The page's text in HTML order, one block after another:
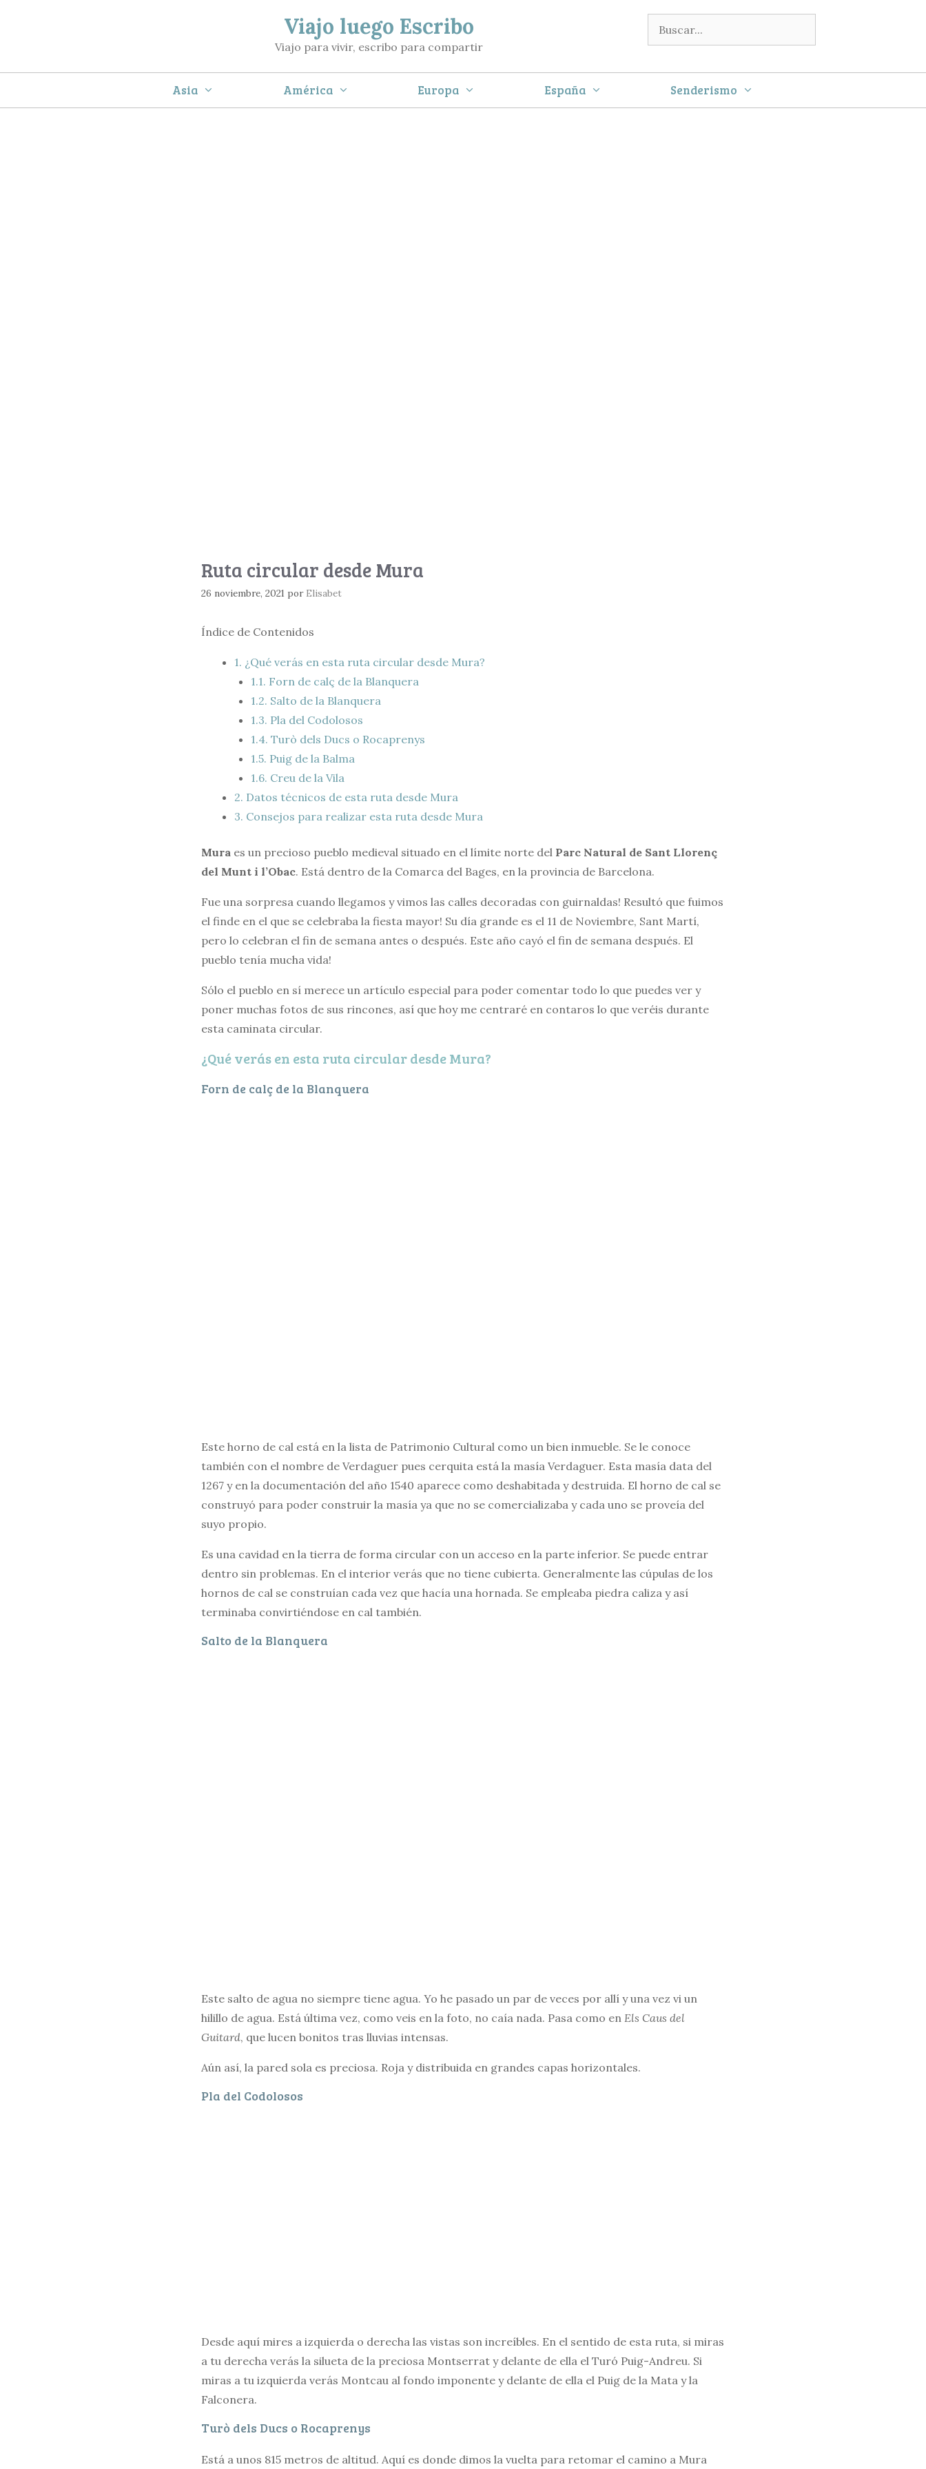
Buscar:
Viajo luego Escribo
Viajo para vivir, escribo para compartir
Asia América Europa España Senderismo
Ruta circular desde Mura
26 noviembre, 2021 por Elisabet
Índice de Contenidos
1. ¿Qué verás en esta ruta circular desde Mura?
1.1. Forn de calç de la Blanquera
1.2. Salto de la Blanquera
1.3. Pla del Codolosos
1.4. Turò dels Ducs o Rocaprenys
1.5. Puig de la Balma
1.6. Creu de la Vila
2. Datos técnicos de esta ruta desde Mura
3. Consejos para realizar esta ruta desde Mura
Mura es un precioso pueblo medieval situado en el límite norte del Parc Natural de Sant Llorenç
del Munt i l’Obac. Está dentro de la Comarca del Bages, en la provincia de Barcelona.
Fue una sorpresa cuando llegamos y vimos las calles decoradas con guirnaldas! Resultó que fuimos
el finde en el que se celebraba la fiesta mayor! Su día grande es el 11 de Noviembre, Sant Martí,
pero lo celebran el fin de semana antes o después. Este año cayó el fin de semana después. El
pueblo tenía mucha vida!
Sólo el pueblo en sí merece un artículo especial para poder comentar todo lo que puedes ver y
poner muchas fotos de sus rincones, así que hoy me centraré en contaros lo que veréis durante
esta caminata circular.
¿Qué verás en esta ruta circular desde Mura?
Forn de calç de la Blanquera
Este horno de cal está en la lista de Patrimonio Cultural como un bien inmueble. Se le conoce
también con el nombre de Verdaguer pues cerquita está la masía Verdaguer. Esta masía data del
1267 y en la documentación del año 1540 aparece como deshabitada y destruida. El horno de cal se
construyó para poder construir la masía ya que no se comercializaba y cada uno se proveía del
suyo propio.
Es una cavidad en la tierra de forma circular con un acceso en la parte inferior. Se puede entrar
dentro sin problemas. En el interior verás que no tiene cubierta. Generalmente las cúpulas de los
hornos de cal se construían cada vez que hacía una hornada. Se empleaba piedra caliza y así
terminaba convirtiéndose en cal también.
Salto de la Blanquera
Este salto de agua no siempre tiene agua. Yo he pasado un par de veces por allí y una vez vi un
hilillo de agua. Está última vez, como veis en la foto, no caía nada. Pasa como en Els Caus del
Guitard, que lucen bonitos tras lluvias intensas.
Aún así, la pared sola es preciosa. Roja y distribuida en grandes capas horizontales.
Pla del Codolosos
Desde aquí mires a izquierda o derecha las vistas son increíbles. En el sentido de esta ruta, si miras
a tu derecha verás la silueta de la preciosa Montserrat y delante de ella el Turó Puig-Andreu. Si
miras a tu izquierda verás Montcau al fondo imponente y delante de ella el Puig de la Mata y la
Falconera.
Turò dels Ducs o Rocaprenys
Está a unos 815 metros de altitud. Aquí es donde dimos la vuelta para retomar el camino a Mura